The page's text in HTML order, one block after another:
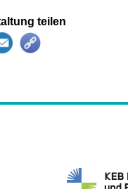
teilen